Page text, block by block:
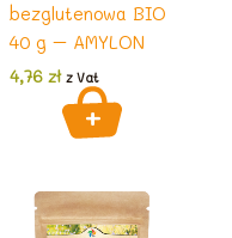
bezglutenowa BIO
40 g – AMYLON
4,76 zł z Vat